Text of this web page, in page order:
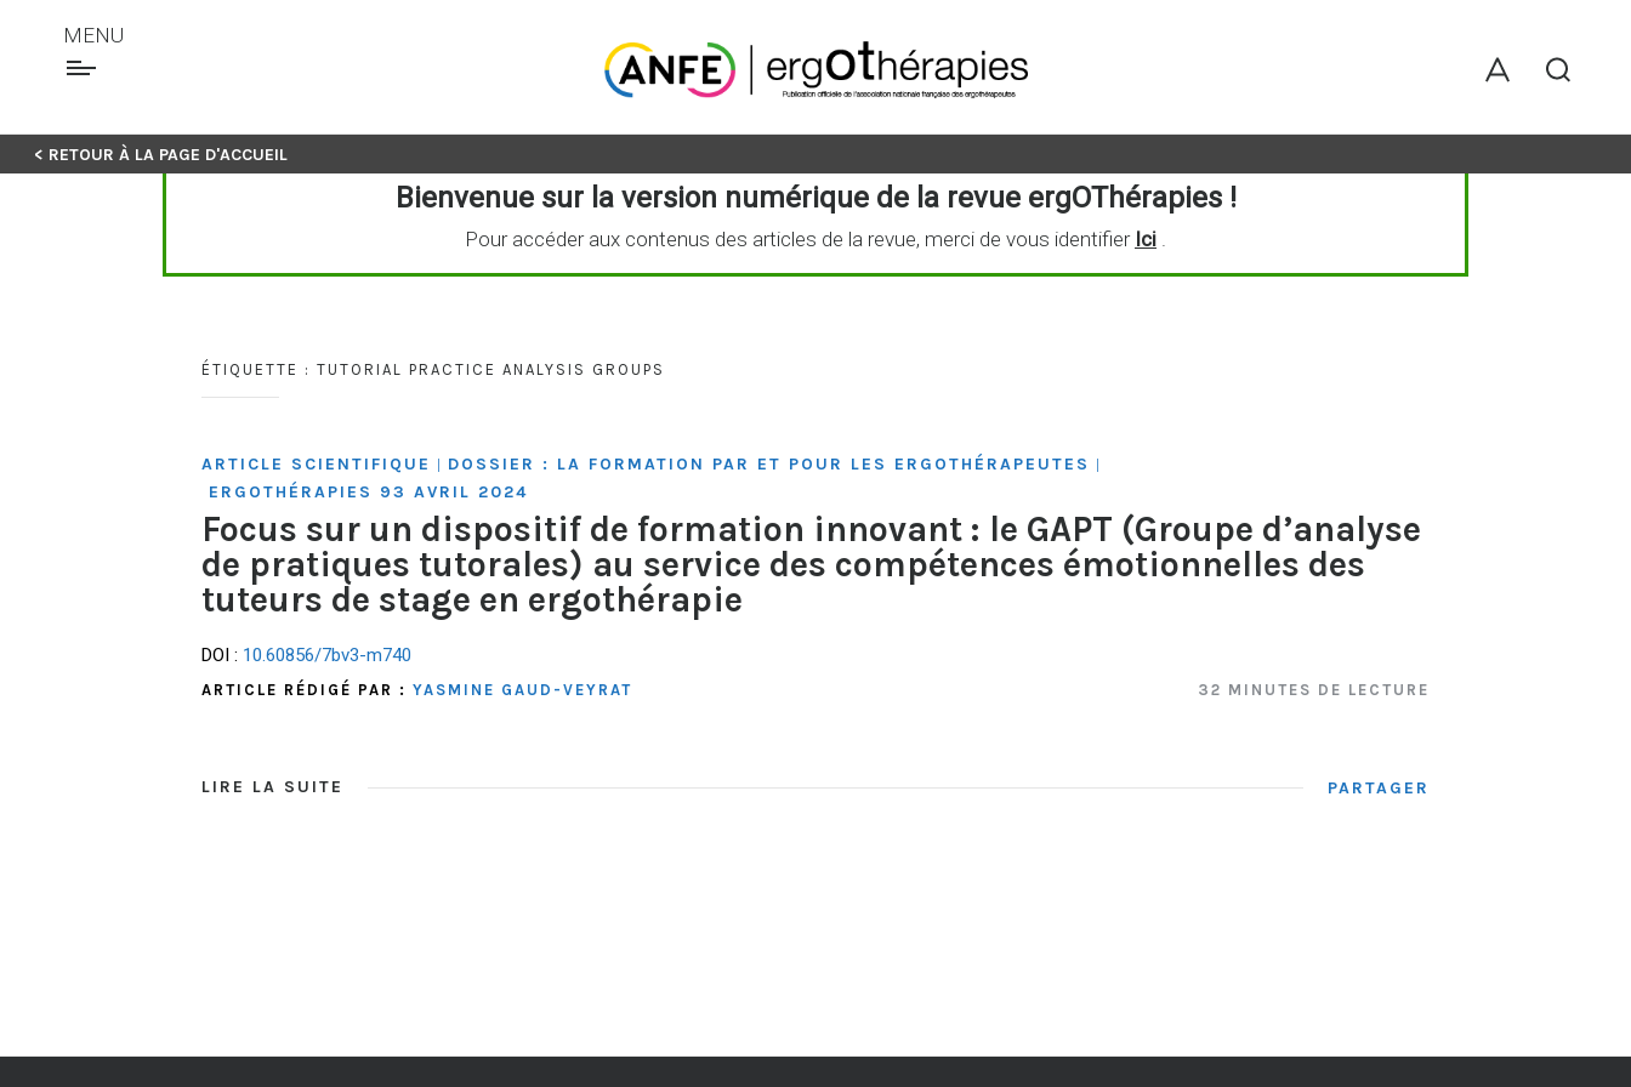
Skip
MENU
< RETOUR À LA PAGE D'ACCUEIL
Bienvenue sur la version numérique de la revue ergOThérapies !
Pour accéder aux contenus des articles de la revue, merci de vous identifier Ici .
ÉTIQUETTE : TUTORIAL PRACTICE ANALYSIS GROUPS
ARTICLE SCIENTIFIQUE | DOSSIER : LA FORMATION PAR ET POUR LES ERGOTHÉRAPEUTES |
ERGOTHÉRAPIES 93 AVRIL 2024
Focus sur un dispositif de formation innovant : le GAPT (Groupe d’analyse
de pratiques tutorales) au service des compétences émotionnelles des
tuteurs de stage en ergothérapie
DOI : 10.60856/7bv3-m740
ARTICLE RÉDIGÉ PAR : YASMINE GAUD-VEYRAT 32 MINUTES DE LECTURE
LIRE LA SUITE PARTAGER